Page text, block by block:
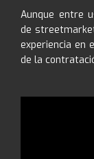
Aunque entre
de
experiencia en
de la